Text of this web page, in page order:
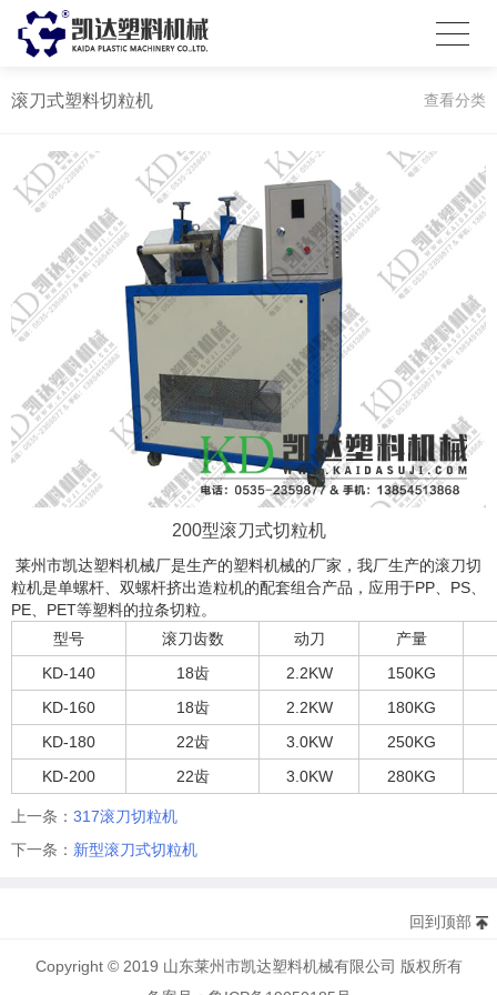
滚刀式塑料切粒机 查看分类
200型滚刀式切粒机
莱州市凯达塑料机械厂是生产的塑料机械的厂家，我厂生产的滚刀切
粒机是单螺杆、双螺杆挤出造粒机的配套组合产品，应用于PP、PS、
PE、PET等塑料的拉条切粒。
型号
滚刀齿数 动刀
产量
KD-140
18齿 2.2KW
150KG
KD-160
18齿 2.2KW
180KG
KD-180
22齿 3.0KW
250KG
KD-200
22齿 3.0KW 280KG
上一条： 317滚刀切粒机
下一条： 新型滚刀式切粒机
回到顶部
Copyright © 2019 山东莱州市凯达塑料机械有限公司 版权所有